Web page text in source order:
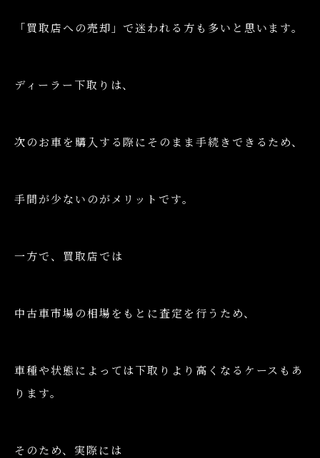
「買取店への売却」で迷われる方も多いと思います。
ディーラー下取りは、
次のお車を購入する際にそのまま手続きできるため、
手間が少ないのがメリットです。
一方で、買取店では
中古車市場の相場をもとに査定を行うため、
車種や状態によっては下取りより高くなるケースもあ
ります。
そのため、実際には